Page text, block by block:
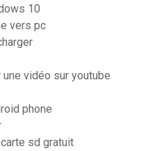
10
vers pc
vidéo sur youtube
phone
sd gratuit